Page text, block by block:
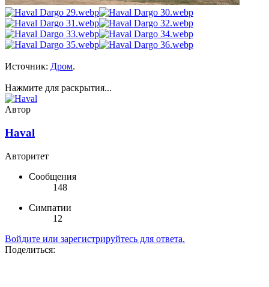
Источник: Дром.
Нажмите для раскрытия...
Автор
Haval
Авторитет
Сообщения
148
Симпатии
12
Войдите или зарегистрируйтесь для ответа.
Поделиться: